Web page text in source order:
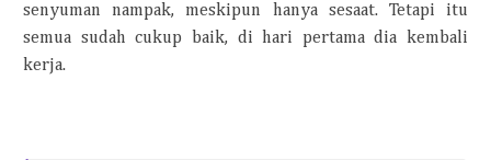
senyuman nampak, meskipun hanya sesaat. Tetapi itu
semua sudah cukup baik, di hari pertama dia kembali
kerja.